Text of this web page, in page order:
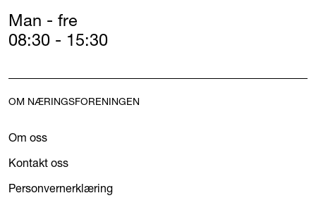
Man - fre
08:30 - 15:30
OM NÆRINGSFORENINGEN
Om oss
Kontakt oss
Personvernerklæring